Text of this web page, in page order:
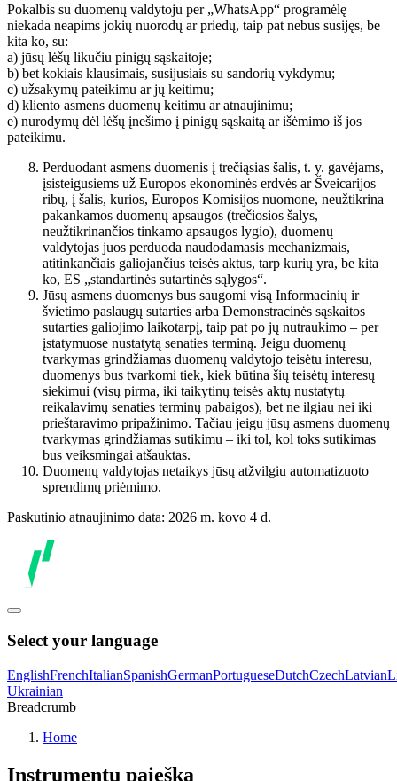
Pokalbis su duomenų valdytoju per „WhatsApp“ programėlę
niekada neapims jokių nuorodų ar priedų, taip pat nebus susijęs, be
kita ko, su:
a) jūsų lėšų likučiu pinigų sąskaitoje;
b) bet kokiais klausimais, susijusiais su sandorių vykdymu;
c) užsakymų pateikimu ar jų keitimu;
d) kliento asmens duomenų keitimu ar atnaujinimu;
e) nurodymų dėl lėšų įnešimo į pinigų sąskaitą ar išėmimo iš jos
pateikimu.
Perduodant asmens duomenis į trečiąsias šalis, t. y. gavėjams,
įsisteigusiems už Europos ekonominės erdvės ar Šveicarijos
ribų, į šalis, kurios, Europos Komisijos nuomone, neužtikrina
pakankamos duomenų apsaugos (trečiosios šalys,
neužtikrinančios tinkamo apsaugos lygio), duomenų
valdytojas juos perduoda naudodamasis mechanizmais,
atitinkančiais galiojančius teisės aktus, tarp kurių yra, be kita
ko, ES „standartinės sutartinės sąlygos“.
Jūsų asmens duomenys bus saugomi visą Informacinių ir
švietimo paslaugų sutarties arba Demonstracinės sąskaitos
sutarties galiojimo laikotarpį, taip pat po jų nutraukimo – per
įstatymuose nustatytą senaties terminą. Jeigu duomenų
tvarkymas grindžiamas duomenų valdytojo teisėtu interesu,
duomenys bus tvarkomi tiek, kiek būtina šių teisėtų interesų
siekimui (visų pirma, iki taikytinų teisės aktų nustatytų
reikalavimų senaties terminų pabaigos), bet ne ilgiau nei iki
prieštaravimo pripažinimo. Tačiau jeigu jūsų asmens duomenų
tvarkymas grindžiamas sutikimu – iki tol, kol toks sutikimas
bus veiksmingai atšauktas.
Duomenų valdytojas netaikys jūsų atžvilgiu automatizuoto
sprendimų priėmimo.
Paskutinio atnaujinimo data: 2026 m. kovo 4 d.
Select your language
EnglishFrenchItalianSpanishGermanPortugueseDutchCzechLatvian
Ukrainian
Breadcrumb
Home
Instrumentų paieška